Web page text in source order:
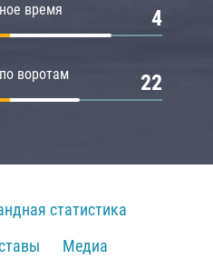
время 4
воротам 22
статистика
Медиа